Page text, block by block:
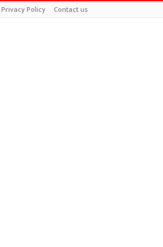
Privacy Policy Contact us